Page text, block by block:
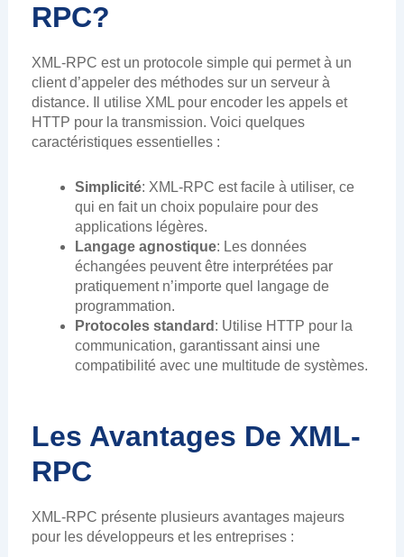
RPC?
XML-RPC est un protocole simple qui permet à un
client d’appeler des méthodes sur un serveur à
distance. Il utilise XML pour encoder les appels et
HTTP pour la transmission. Voici quelques
caractéristiques essentielles :
Simplicité: XML-RPC est facile à utiliser, ce
qui en fait un choix populaire pour des
applications légères.
Langage agnostique: Les données
échangées peuvent être interprétées par
pratiquement n’importe quel langage de
programmation.
Protocoles standard : Utilise HTTP pour la
communication, garantissant ainsi une
compatibilité avec une multitude de systèmes.
Les Avantages De XML-
RPC
XML-RPC présente plusieurs avantages majeurs
pour les développeurs et les entreprises :